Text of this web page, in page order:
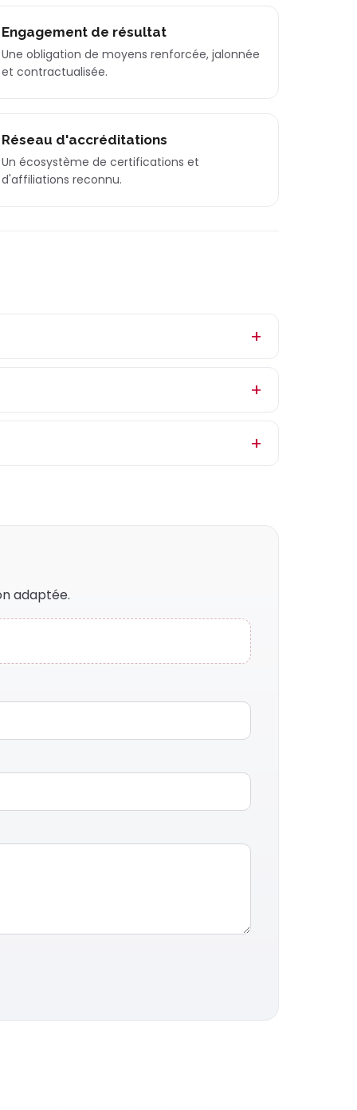
Engagement de résultat
Une obligation de moyens renforcée, jalonnée
et contractualisée.
Réseau d'accréditations
Un écosystème de certifications et
d'affiliations reconnu.
adaptée.